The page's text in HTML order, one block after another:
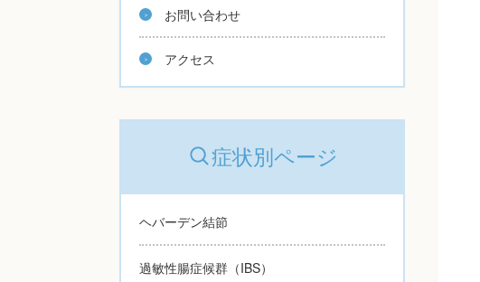
お問い合わせ
アクセス
症状別ページ
ヘバーデン結節
過敏性腸症候群（IBS）